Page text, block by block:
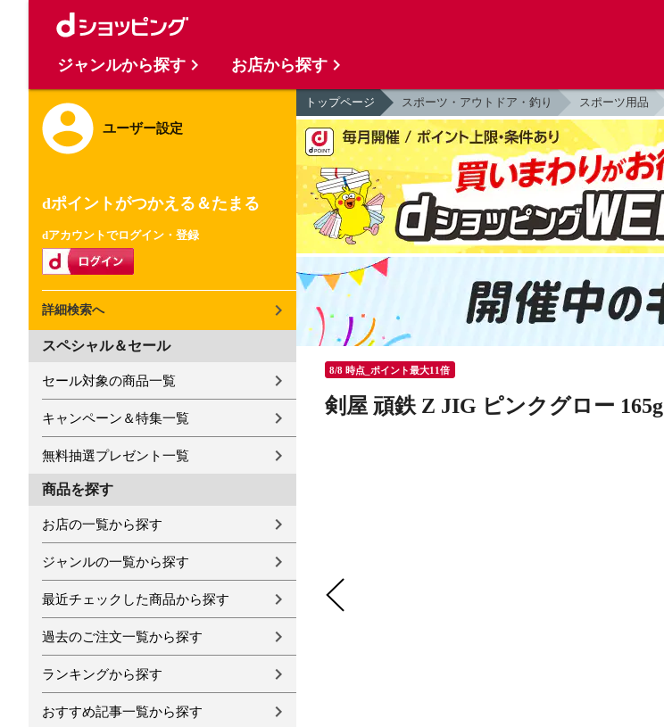
ユーザー設定
dポイントがつかえる＆たまる
dアカウントでログイン・登録
詳細検索へ
スペシャル＆セール
セール対象の商品一覧
キャンペーン＆特集一覧
無料抽選プレゼント一覧
商品を探す
お店の一覧から探す
ジャンルの一覧から探す
最近チェックした商品から探す
過去のご注文一覧から探す
ランキングから探す
おすすめ記事一覧から探す
トップページ スポーツ・アウトドア・釣り スポーツ用品
8/8 時点_ポイント最大11倍
剣屋 頑鉄 Z JIG ピンクグロー 165g
ジャンルから探す お店から探す